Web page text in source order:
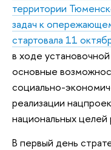
территории
задач к
стартовала 11
в ходе
основные
социально-
реализации
национальных целей
В первый день